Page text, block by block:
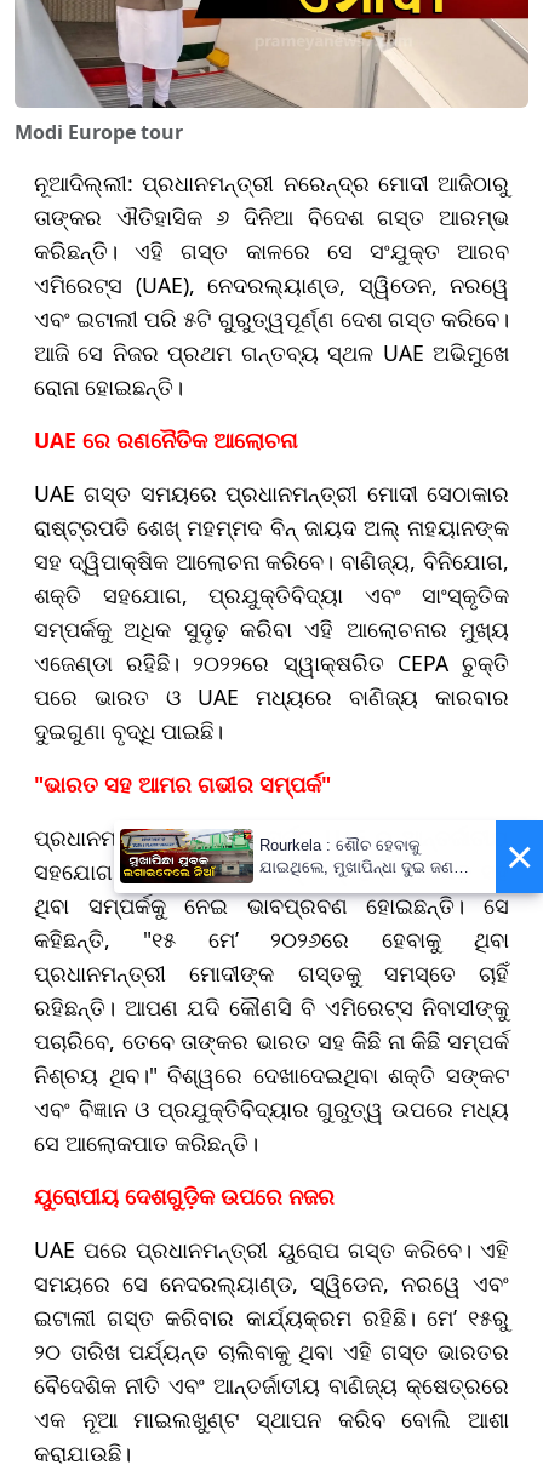
Modi Europe tour
ନୂଆଦିଲ୍ଲୀ: ପ୍ରଧାନମନ୍ତ୍ରୀ ନରେନ୍ଦ୍ର ମୋଦୀ ଆଜିଠାରୁ
ତାଙ୍କର ଐତିହାସିକ ୬ ଦିନିଆ ବିଦେଶ ଗସ୍ତ ଆରମ୍ଭ
କରିଛନ୍ତି। ଏହି ଗସ୍ତ କାଳରେ ସେ ସଂଯୁକ୍ତ ଆରବ
ଏମିରେଟ୍ସ (UAE), ନେଦରଲ୍ୟାଣ୍ଡ, ସ୍ୱିଡେନ, ନରୱେ
ଏବଂ ଇଟାଲୀ ପରି ୫ଟି ଗୁରୁତ୍ୱପୂର୍ଣ୍ଣ ଦେଶ ଗସ୍ତ କରିବେ।
ଆଜି ସେ ନିଜର ପ୍ରଥମ ଗନ୍ତବ୍ୟ ସ୍ଥଳ UAE ଅଭିମୁଖେ
ରୋନା ହୋଇଛନ୍ତି।
UAE ରେ ରଣନୈତିକ ଆଲୋଚନା
UAE ଗସ୍ତ ସମୟରେ ପ୍ରଧାନମନ୍ତ୍ରୀ ମୋଦୀ ସେଠାକାର
ରାଷ୍ଟ୍ରପତି ଶେଖ୍ ମହମ୍ମଦ ବିନ୍ ଜାୟଦ ଅଲ୍ ନାହୟାନଙ୍କ
ସହ ଦ୍ୱିପାକ୍ଷିକ ଆଲୋଚନା କରିବେ। ବାଣିଜ୍ୟ, ବିନିଯୋଗ,
ଶକ୍ତି ସହଯୋଗ, ପ୍ରଯୁକ୍ତିବିଦ୍ୟା ଏବଂ ସାଂସ୍କୃତିକ
ସମ୍ପର୍କକୁ ଅଧିକ ସୁଦୃଢ଼ କରିବା ଏହି ଆଲୋଚନାର ମୁଖ୍ୟ
ଏଜେଣ୍ଡା ରହିଛି। ୨୦୨୨ରେ ସ୍ୱାକ୍ଷରିତ CEPA ଚୁକ୍ତି
ପରେ ଭାରତ ଓ UAE ମଧ୍ୟରେ ବାଣିଜ୍ୟ କାରବାର
ଦୁଇଗୁଣା ବୃଦ୍ଧି ପାଇଛି।
"ଭାରତ ସହ ଆମର ଗଭୀର ସମ୍ପର୍କ"
ପ୍ରଧାନମନ୍ତ୍ରୀଙ୍କ ଗସ୍ତ ପୂର୍ବରୁ UAE ର ଆନ୍ତର୍ଜାତୀୟ
ସହଯୋଗ ରାଷ୍ଟ୍ରମନ୍ତ୍ରୀ ରୀମ୍ ଅଲ୍ ହାସିମି ଭାରତ ସହ
ଥିବା ସମ୍ପର୍କକୁ ନେଇ ଭାବପ୍ରବଣ ହୋଇଛନ୍ତି। ସେ
କହିଛନ୍ତି, "୧୫ ମେ’ ୨୦୨୬ରେ ହେବାକୁ ଥିବା
ପ୍ରଧାନମନ୍ତ୍ରୀ ମୋଦୀଙ୍କ ଗସ୍ତକୁ ସମସ୍ତେ ଚାହିଁ
ରହିଛନ୍ତି। ଆପଣ ଯଦି କୌଣସି ବି ଏମିରେଟ୍ସ ନିବାସୀଙ୍କୁ
ପଚାରିବେ, ତେବେ ତାଙ୍କର ଭାରତ ସହ କିଛି ନା କିଛି ସମ୍ପର୍କ
ନିଶ୍ଚୟ ଥିବ।" ବିଶ୍ୱରେ ଦେଖାଦେଇଥିବା ଶକ୍ତି ସଙ୍କଟ
ଏବଂ ବିଜ୍ଞାନ ଓ ପ୍ରଯୁକ୍ତିବିଦ୍ୟାର ଗୁରୁତ୍ୱ ଉପରେ ମଧ୍ୟ
ସେ ଆଲୋକପାତ କରିଛନ୍ତି।
ୟୁରୋପୀୟ ଦେଶଗୁଡ଼ିକ ଉପରେ ନଜର
UAE ପରେ ପ୍ରଧାନମନ୍ତ୍ରୀ ୟୁରୋପ ଗସ୍ତ କରିବେ। ଏହି
ସମୟରେ ସେ ନେଦରଲ୍ୟାଣ୍ଡ, ସ୍ୱିଡେନ, ନରୱେ ଏବଂ
ଇଟାଲୀ ଗସ୍ତ କରିବାର କାର୍ଯ୍ୟକ୍ରମ ରହିଛି। ମେ’ ୧୫ରୁ
୨୦ ତାରିଖ ପର୍ଯ୍ୟନ୍ତ ଚାଲିବାକୁ ଥିବା ଏହି ଗସ୍ତ ଭାରତର
ବୈଦେଶିକ ନୀତି ଏବଂ ଆନ୍ତର୍ଜାତୀୟ ବାଣିଜ୍ୟ କ୍ଷେତ୍ରରେ
ଏକ ନୂଆ ମାଇଲଖୁଣ୍ଟ ସ୍ଥାପନ କରିବ ବୋଲି ଆଶା
କରାଯାଉଛି।
×
Rourkela : ଶୌଚ ହେବାକୁ
ଯାଇଥିଲେ, ମୁଖାପିନ୍ଧା ଦୁଇ ଜଣ